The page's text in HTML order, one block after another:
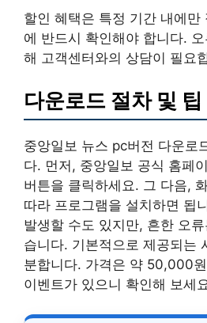
할인 혜택은 특정 기간 내에만
에 반드시 확인해야 합니다.
해 고객센터와의 상담이 필요
다운로드 절차 및 팁
중앙일보 뉴스 pc버전 다운로
다. 먼저, 중앙일보 공식 홈페
버튼을 클릭하세요. 그 다음,
따라 프로그램을 설치하면 됩
발생할 수도 있지만, 흔한 오
습니다. 기본적으로 제공되는
분합니다. 가격은 약 50,000
이벤트가 있으니 확인해 보세